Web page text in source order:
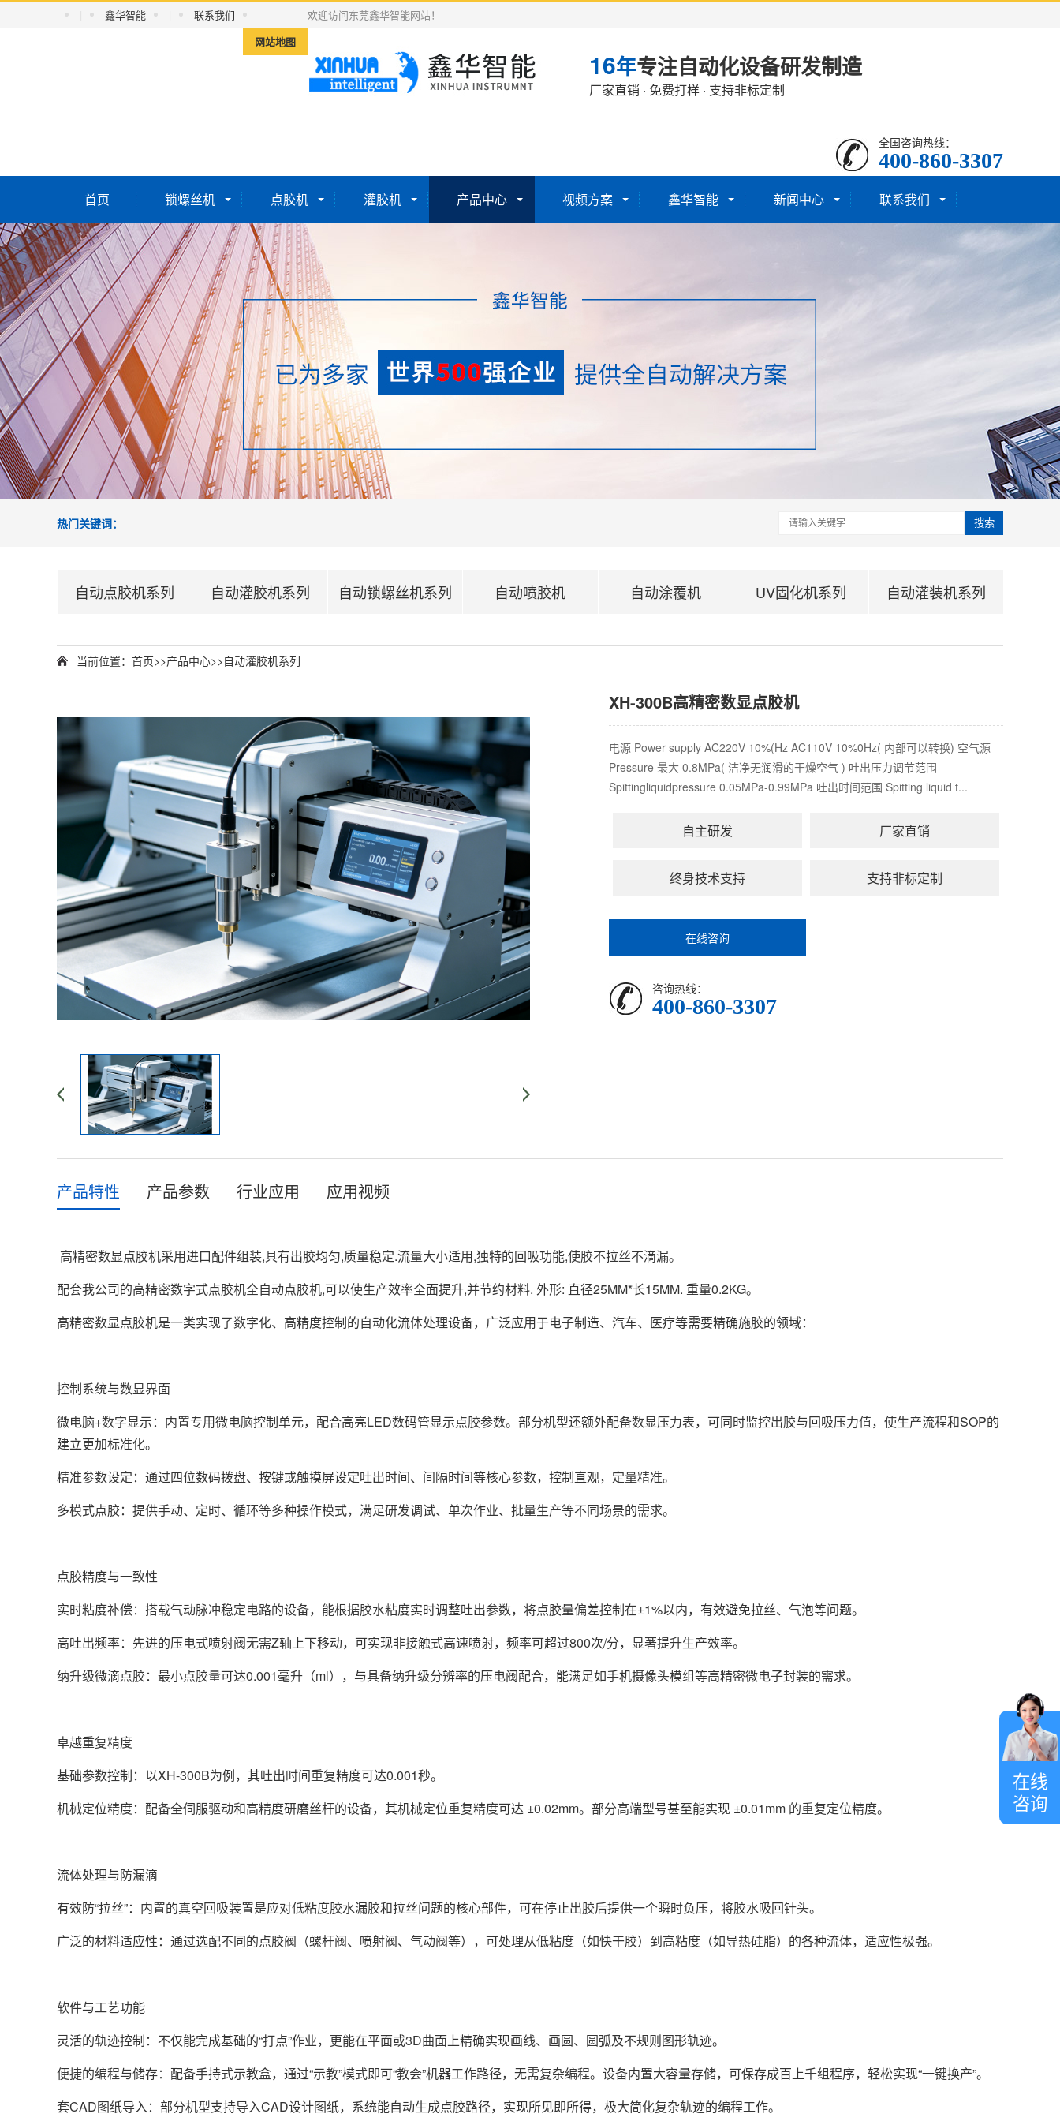
鑫华智能
联系我们
网站地图
欢迎访问东莞鑫华智能网站！
16年专注自动化设备研发制造
厂家直销 · 免费打样 · 支持非标定制
全国咨询热线：
400-860-3307
首页 锁螺丝机 点胶机 灌胶机 产品中心 视频方案 鑫华智能 新闻中心 联系我们
热门关键词： 搜索
自动点胶机系列 自动灌胶机系列 自动锁螺丝机系列 自动喷胶机 自动涂覆机 UV固化机系列 自动灌装机系列
当前位置： 首页>>产品中心>>自动灌胶机系列
XH-300B高精密数显点胶机
电源 Power supply AC220V 10%(Hz AC110V 10%0Hz( 内部可以转换) 空气源
Pressure 最大 0.8MPa( 洁净无润滑的干燥空气 ) 吐出压力调节范围
Spittingliquidpressure 0.05MPa-0.99MPa 吐出时间范围 Spitting liquid t...
自主研发 厂家直销
终身技术支持 支持非标定制
在线咨询
咨询热线：
400-860-3307
产品特性 产品参数 行业应用 应用视频
高精密数显点胶机采用进口配件组装,具有出胶均匀,质量稳定.流量大小适用,独特的回吸功能,使胶不拉丝不滴漏。
配套我公司的高精密数字式点胶机全自动点胶机,可以使生产效率全面提升,并节约材料. 外形: 直径25MM*长15MM. 重量0.2KG。
高精密数显点胶机是一类实现了数字化、高精度控制的自动化流体处理设备，广泛应用于电子制造、汽车、医疗等需要精确施胶的领域：
控制系统与数显界面
微电脑+数字显示：内置专用微电脑控制单元，配合高亮LED数码管显示点胶参数。部分机型还额外配备数显压力表，可同时监控出胶与回吸压力值，使生产流程和SOP的
建立更加标准化。
精准参数设定：通过四位数码拨盘、按键或触摸屏设定吐出时间、间隔时间等核心参数，控制直观，定量精准。
多模式点胶：提供手动、定时、循环等多种操作模式，满足研发调试、单次作业、批量生产等不同场景的需求。
点胶精度与一致性
实时粘度补偿：搭载气动脉冲稳定电路的设备，能根据胶水粘度实时调整吐出参数，将点胶量偏差控制在±1%以内，有效避免拉丝、气泡等问题。
高吐出频率：先进的压电式喷射阀无需Z轴上下移动，可实现非接触式高速喷射，频率可超过800次/分，显著提升生产效率。
纳升级微滴点胶：最小点胶量可达0.001毫升（ml），与具备纳升级分辨率的压电阀配合，能满足如手机摄像头模组等高精密微电子封装的需求。
卓越重复精度
基础参数控制：以XH-300B为例，其吐出时间重复精度可达0.001秒。
机械定位精度：配备全伺服驱动和高精度研磨丝杆的设备，其机械定位重复精度可达 ±0.02mm。部分高端型号甚至能实现 ±0.01mm 的重复定位精度。
流体处理与防漏滴
有效防“拉丝”：内置的真空回吸装置是应对低粘度胶水漏胶和拉丝问题的核心部件，可在停止出胶后提供一个瞬时负压，将胶水吸回针头。
广泛的材料适应性：通过选配不同的点胶阀（螺杆阀、喷射阀、气动阀等），可处理从低粘度（如快干胶）到高粘度（如导热硅脂）的各种流体，适应性极强。
软件与工艺功能
灵活的轨迹控制：不仅能完成基础的“打点”作业，更能在平面或3D曲面上精确实现画线、画圆、圆弧及不规则图形轨迹。
便捷的编程与储存：配备手持式示教盒，通过“示教”模式即可“教会”机器工作路径，无需复杂编程。设备内置大容量存储，可保存成百上千组程序，轻松实现“一键换产”。
套CAD图纸导入：部分机型支持导入CAD设计图纸，系统能自动生成点胶路径，实现所见即所得，极大简化复杂轨迹的编程工作。
在
线
客
服
在线
咨询